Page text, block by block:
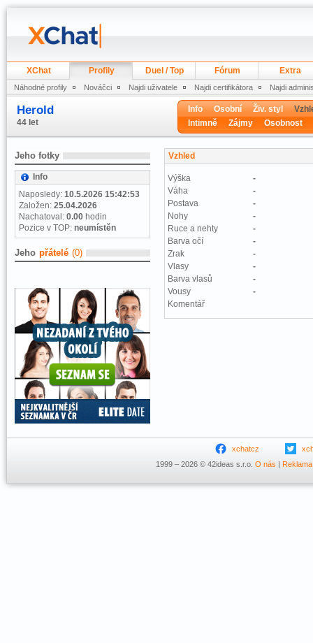
XChat Profily Duel / Top Fórum Extra
Náhodné profily Nováčci Najdi uživatele Najdi certifikátora Najdi
Herold
44 let
Info Osobní Živ. styl
Intimně
Zájmy Osobnost
Jeho fotky
Info
Naposledy: 10.5.2026 15:42:53
Založen: 25.04.2026
Nachatoval: 0.00 hodin
Pozice v TOP: neumístěn
Jeho přátelé (0)
Vzhled
Výška
-
Váha
-
Postava
-
Nohy
-
Ruce a nehty
-
Barva očí
-
Zrak
-
Vlasy
-
Barva vlasů
-
Vousy
-
Komentář
xchatcz
1999 – 2026 © 42ideas s.r.o. O nás | Reklama